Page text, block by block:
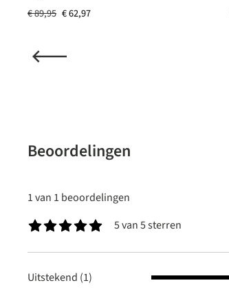
€ 89,95 € 62,97
Beoordelingen
1 van 1 beoordelingen
5 van 5 sterren
Uitstekend (1)